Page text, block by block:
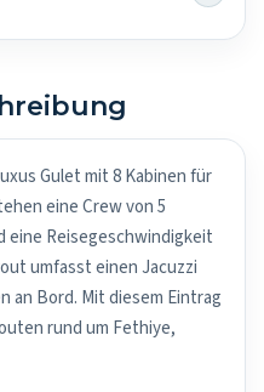
Gulet mit 8 Kabinen für
eine Crew von 5
eine Reisegeschwindigkeit
umfasst einen Jacuzzi
an Bord. Mit diesem Eintrag
rund um Fethiye,